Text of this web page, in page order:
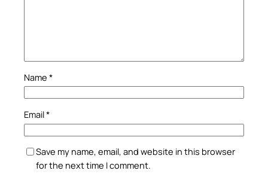
Name *
Email*
Save my name, email, and website in this browser
for the next time I comment.